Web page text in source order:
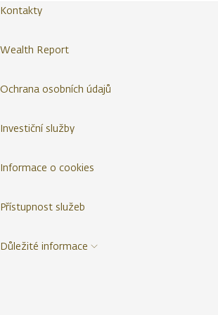
Kontakty
Wealth Report
Ochrana osobních údajů
Investiční služby
Informace o cookies
Přístupnost služeb
Důležité informace